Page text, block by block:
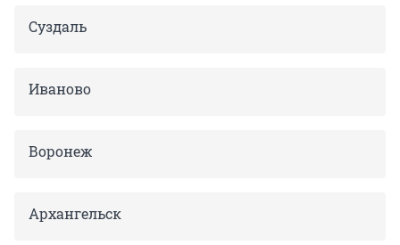
Суздаль
Иваново
Воронеж
Архангельск